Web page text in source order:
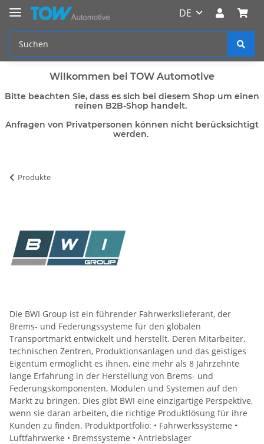
DE
Wilkommen bei TOW Automotive
Bitte beachten Sie, dass es sich bei diesem Shop um einen
reinen B2B-Shop handelt.
Anfragen von Privatpersonen können nicht berücksichtigt
werden.
Produkte
Die BWI Group ist ein führender Fahrwerkslieferant, der
Brems- und Federungssysteme für den globalen
Transportmarkt entwickelt und herstellt. Deren Mitarbeiter,
technischen Zentren, Produktionsanlagen und das geistiges
Eigentum ermöglicht es ihnen, eine mehr als 8 Jahrzehnte
lange Erfahrung in der Herstellung von Brems- und
Federungskomponenten, Modulen und Systemen auf den
Markt zu bringen. Dies gibt BWI eine einzigartige Perspektive,
wenn sie daran arbeiten, die richtige Produktlösung für ihre
Kunden zu finden. Produktportfolio: • Fahrwerkssysteme •
Luftfahrwerke • Bremssysteme • Antriebslager